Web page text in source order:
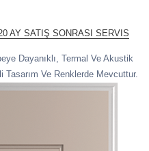
AY SATIŞ SONRASI SERVIS
Dayanıklı, Termal Ve Akustik
Tasarım Ve Renklerde Mevcuttur.